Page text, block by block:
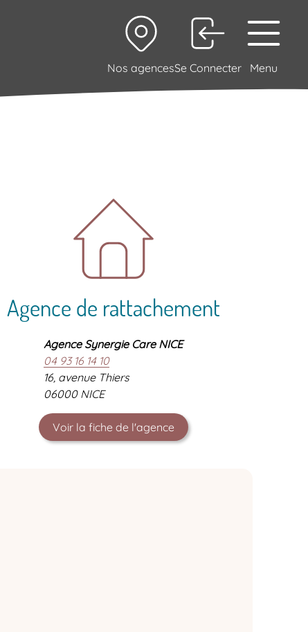
Nos agencesSe Connecter Menu
Agence de rattachement
Agence Synergie Care NICE
04 93 16 14 10
16, avenue Thiers
06000 NICE
Voir la fiche de l'agence